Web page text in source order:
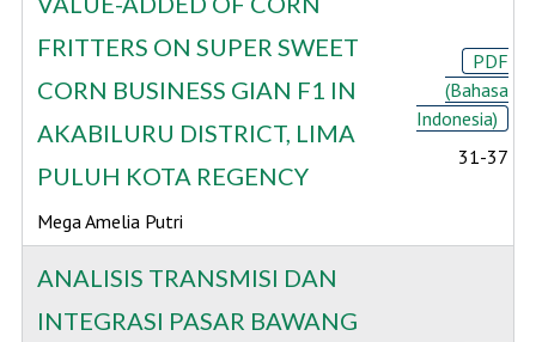
FRITTERS ON SUPER SWEET
CORN BUSINESS GIAN F1 IN
AKABILURU DISTRICT, LIMA
PULUH KOTA REGENCY
Mega Amelia Putri
PDF
(Bahasa
Indonesia)
31-37
ANALISIS TRANSMISI DAN
INTEGRASI PASAR BAWANG